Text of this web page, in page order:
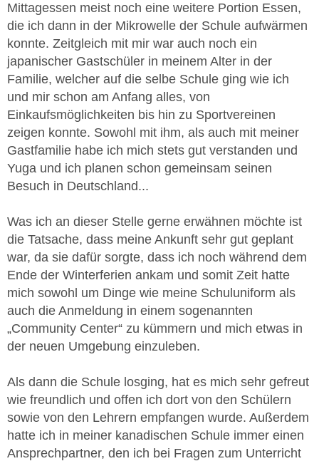
Mittagessen meist noch eine weitere Portion Essen,
die ich dann in der Mikrowelle der Schule aufwärmen
konnte. Zeitgleich mit mir war auch noch ein
japanischer Gastschüler in meinem Alter in der
Familie, welcher auf die selbe Schule ging wie ich
und mir schon am Anfang alles, von
Einkaufsmöglichkeiten bis hin zu Sportvereinen
zeigen konnte. Sowohl mit ihm, als auch mit meiner
Gastfamilie habe ich mich stets gut verstanden und
Yuga und ich planen schon gemeinsam seinen
Besuch in Deutschland...
Was ich an dieser Stelle gerne erwähnen möchte ist
die Tatsache, dass meine Ankunft sehr gut geplant
war, da sie dafür sorgte, dass ich noch während dem
Ende der Winterferien ankam und somit Zeit hatte
mich sowohl um Dinge wie meine Schuluniform als
auch die Anmeldung in einem sogenannten
„Community Center“ zu kümmern und mich etwas in
der neuen Umgebung einzuleben.
Als dann die Schule losging, hat es mich sehr gefreut
wie freundlich und offen ich dort von den Schülern
sowie von den Lehrern empfangen wurde. Außerdem
hatte ich in meiner kanadischen Schule immer einen
Ansprechpartner, den ich bei Fragen zum Unterricht